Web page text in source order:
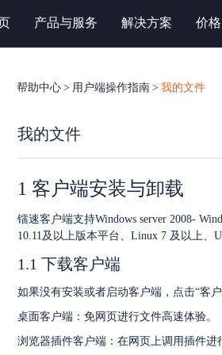
产品与服务 解决方案 价格
帮助中心 > 用户端操作指南 > 我的文件
我的文件
1 客户端安装与卸载
镭速客户端支持Windows server 2008-
10.11及以上版本平台、Linux 7 及以上、
1.1 下载客户端
如果没有安装或者启动客户端，点击“客
桌面客户端：免网页进行文件高速体验。
浏览器插件客户端：在网页上调用插件进